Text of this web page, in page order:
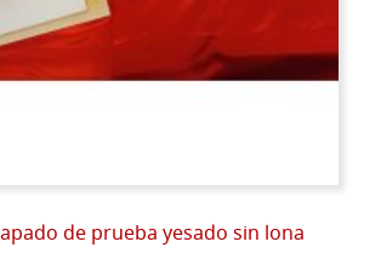
de prueba yesado sin lona